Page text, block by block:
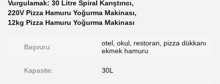
Vurgulamak: 30 Litre Spiral Karıştırıcı,
220V Pizza Hamuru Yoğurma Makinası,
12kg Pizza Hamuru Yoğurma Makinası
Başvuru:
otel, okul, restoran, pizza dükkanı
ekmek hamuru
Kapasite: 30L